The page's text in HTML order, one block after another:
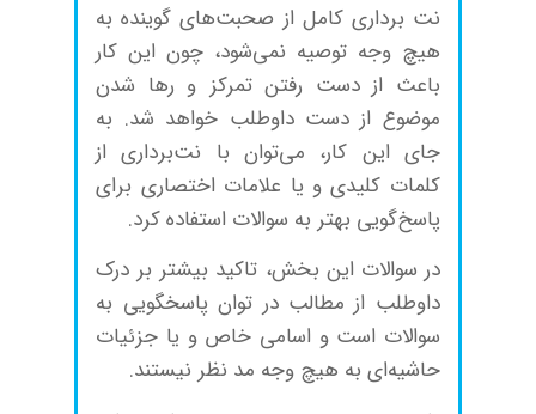
نت برداری کامل از صحبت‌های گوینده به
هیچ وجه توصیه نمی‌شود، چون این کار
باعث از دست رفتن تمرکز و رها شدن
موضوع از دست داوطلب خواهد شد. به
جای این کار، می‌توان با نت‌برداری از
کلمات کلیدی و یا علامات اختصاری برای
پاسخ‌گویی بهتر به سوالات استفاده کرد.
در سوالات این بخش، تاکید بیشتر بر درک
داوطلب از مطالب در توان پاسخگویی به
سوالات است و اسامی خاص و یا جزئیات
حاشیه‌ای به هیچ وجه مد نظر نیستند.